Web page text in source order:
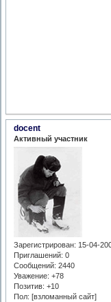
docent
Активный участник
Зарегистрирован: 15-04-
Приглашений: 0
Сообщений: 2440
Уважение: +78
Позитив: +10
Пол: [взломанный сайт]